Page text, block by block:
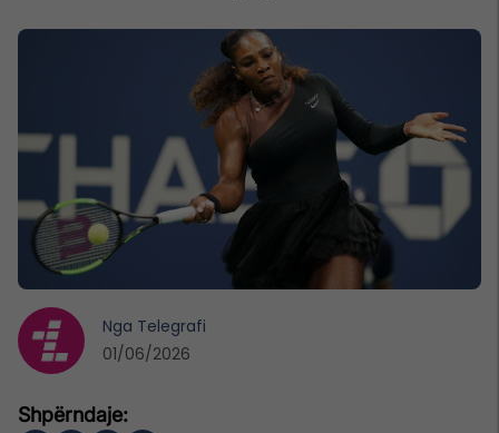
Nga Telegrafi
01/06/2026